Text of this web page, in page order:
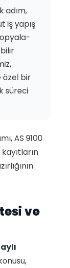
adım,
iş yapış
özel bir
süreci
AS 9100
ve